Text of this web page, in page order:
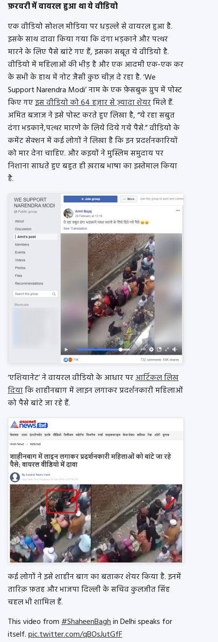
फ़रवरी में वायरल हुआ था ये वीडियो
एक वीडियो सोशल मीडिया पर धड़ल्ले से वायरल हुआ है.
इसके साथ दावा किया गया कि दंगा भड़काने और पत्थर
मारने के लिए पैसे बांटे गए हैं, इसका सबूत ये वीडियो है.
वीडियो में महिलाओं की भीड़ है और एक आदमी एक-एक कर
के सभी के हाथ में नोट जैसी कुछ चीज़ दे रहा है. ‘We
Support Narendra Modi’ नाम के एक फ़ेसबुक ग्रुप में पोस्ट
किए गएइस वीडियो को 64 हज़ार से ज़्यादा शेयरमिले हैं.
अमित बजाज ने इसे पोस्ट करते हुए लिखा है, “ये रहा सबुत
दंगा भडकाने,पत्थर मारणे के लिये दिये गये पैसे.” वीडियो के
कमेंट सेक्शन में कई लोगों ने लिखा है कि इन प्रदर्शनकारियों
को मार देना चाहिए. और कइयों ने मुस्लिम समुदाय पर
निशाना साधते हुए बहुत ही ख़राब भाषा का इस्तेमाल किया
है.
‘एशियानेट’ ने वायरल वीडियो के आधार परआर्टिकल लिख
दियाकि शाहीनबाग में लाइन लगाकर प्रदर्शनकारी महिलाओं
को पैसे बांटे जा रहे हैं.
कई लोगों ने इसे शाहीन बाग का बताकर शेयर किया है. इनमें
तारिक़ फ़तह और भाजपा दिल्ली के सचिव कुलजीत सिंह
चहल भी शामिल हैं.
This video from#ShaheenBaghin Delhi speaks for
itself.pic.twitter.com/qBOsJutGfF